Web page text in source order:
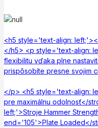
<h5 style='text-align:
</h5> <p style='text-align:
flexibilitu vďaka plne
prispôsobíte presne svojim
</p> <h5 style='text-align:
pre maximálnu odolnosť</
left;'>Stroje Hammer
end='105'>Plate Loaded</